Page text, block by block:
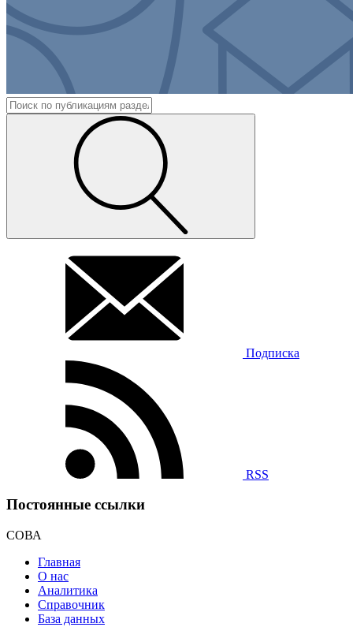
Подписка
RSS
Постоянные ссылки
СОВА
Главная
О нас
Аналитика
Справочник
База данных